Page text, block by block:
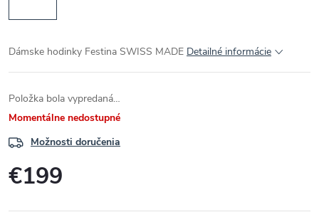
Dámske hodinky Festina SWISS MADE Detailné informácie
Položka bola vypredaná…
Momentálne nedostupné
Možnosti doručenia
€199
cena: